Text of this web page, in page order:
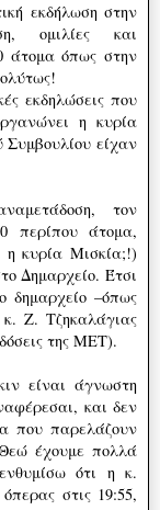
εκδήλωση στην
ομιλίες και
άτομα όπως στην
εκδηλώσεις που
η κυρία
Συμβουλίου είχαν
τον
περίπου άτομα,
η κυρία Μισκία;!)
Δημαρχείο. Έτσι
δημαρχείο –όπως
Ζ. Τζηκαλάγιας
της ΜΕΤ).
είναι άγνωστη
και δεν
που παρελάζουν
έχουμε πολλά
ότι η κ.
στις 19:55,